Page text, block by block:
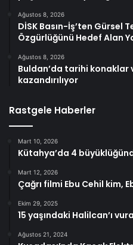
Ağustos 8, 2026
DİSK Basın-İş’ten Gürsel
Özgürlüğünü Hedef Alan
Ağustos 8, 2026
Buldan’da tarihi konaklar
kazandırılıyor
Rastgele Haberler
Mart 10, 2026
Kütahya’da 4
Mart 12, 2026
Çağrı filmi Ebu Cehil kim,
Ekim 29, 2025
15 yaşındaki Halilcan’ı
Ağustos 21, 2024